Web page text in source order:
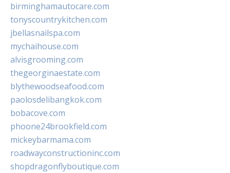
birminghamautocare.com
tonyscountrykitchen.com
jbellasnailspa.com
mychaihouse.com
alvisgrooming.com
thegeorginaestate.com
blythewoodseafood.com
paolosdelibangkok.com
bobacove.com
phoone24brookfield.com
mickeybarmama.com
roadwayconstructioninc.com
shopdragonflyboutique.com